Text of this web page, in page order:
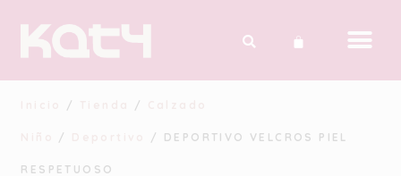
/ /
/ / DEPORTIVO VELCROS PIEL
RESPETUOSO